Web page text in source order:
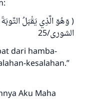
( وَهُوَ الَّذِي يَقْبَلُ
الشورى/25
dari hamba-
kesalahan.”
Aku Maha